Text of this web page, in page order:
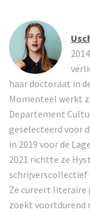
haar doctoraat in
Momenteel werkt
Departement
geselecteerd voor
in 2019 voor de
2021 richtte ze
schrijverscollectief
Ze cureert literaire
zoekt voortdurend